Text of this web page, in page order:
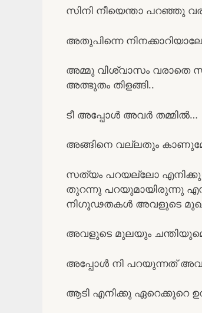
സിനി നീയെന്താ പറഞ്ഞു
അതുപിന്നെ
അമ്മു വിശ്വാസം വരാതെ
അത്ഭുതം തിളങ്ങി..
ടീ അപ്പോൾ അവർ തമ്മിൽ…
അങ്ങിനെ വല്ലതും
സത്യം പറയല്ലോ
തുറന്നു പറയുമായിരുന്നു
നിഗൂഢതകൾ അവളുടെ
അവളുടെ മുലയും
അപ്പോൾ നി പറയുന്നത്
ആടി എനിക്കു ഏറെക്കുറെ